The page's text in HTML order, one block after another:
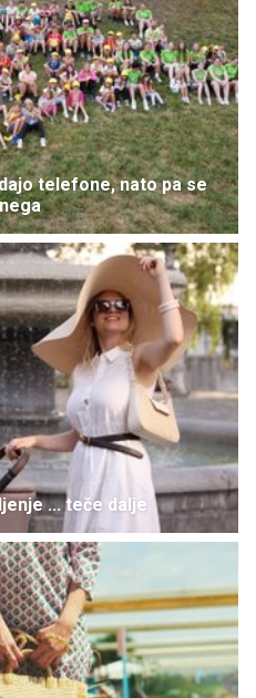
telefone, nato pa se
... teče dalje